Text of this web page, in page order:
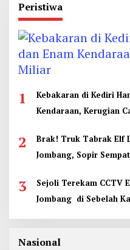
Peristiwa
1
Kebakaran di Kediri
Kendaraan, Kerugian
2
Brak! Truk Tabrak Elf
Jombang, Sopir
3
Sejoli Terekam CCTV
Jombang di Sebelah
Nasional